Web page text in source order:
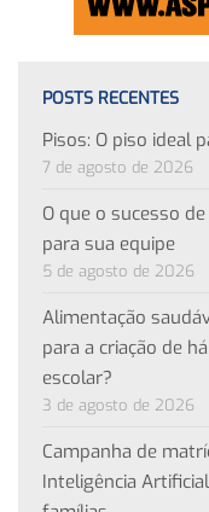
POSTS RECENTES
Pisos: O piso ideal
7 de agosto de 2026
O que o sucesso
para sua equipe
5 de agosto de 2026
Alimentação
para a criação de
escolar?
3 de agosto de 2026
Campanha de
Inteligência